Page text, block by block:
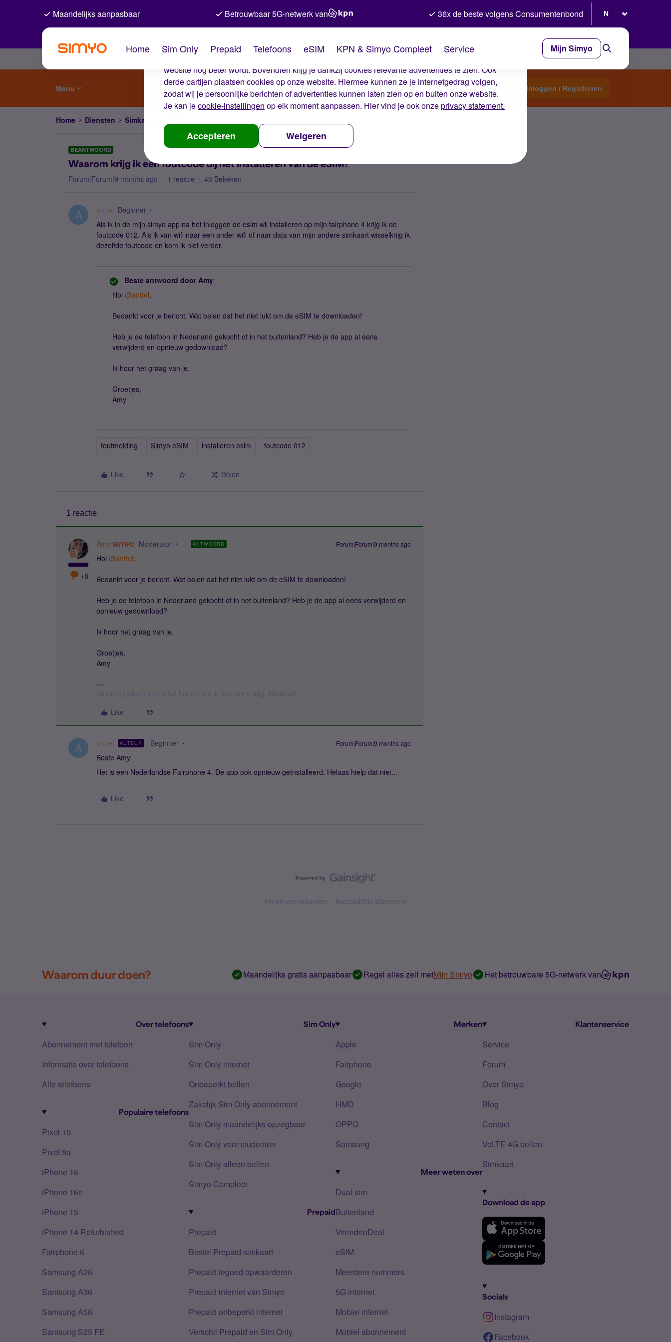
De cookies van Simyo
Wij gebruiken cookies op onze website. Met deze cookies zorgen wij ervoor dat je ervaring op de
website nog beter wordt. Bovendien krijg je dankzij cookies relevante advertenties te zien. Ook
derde partijen plaatsen cookies op onze website. Hiermee kunnen ze je internetgedrag volgen,
zodat wij je persoonlijke berichten of advertenties kunnen laten zien op en buiten onze website.
Je kan jecookie-instellingen op elk moment aanpassen. Hier vind je ook onzeprivacy statement.
Accepteren Weigeren
Maandelijks aanpasbaar Betrouwbaar 5G-netwerk van 36x de beste volgens Consumentenbond
Home Sim Only Prepaid Telefoons eSIM KPN & Simyo Compleet Service Mijn Simyo
Menu Start een topic Inloggen / Registreren
Home Diensten Simkaart en eSIM
BEANTWOORD
Waarom krijg ik een foutcode bij het installeren van de eSIM?
Forum|Forum|9 months ago 1 reactie 48 Bekeken
A anttel Beginner
Als ik in de mijn simyo app na het inloggen de esim wil installeren op mijn fairphone 4 krijg ik de
foutcode 012. Als ik van wifi naar een ander wifi of naar data van mijn andere simkaart wisselkrijg ik
dezelfde foutcode en kom ik niet verder.
Beste antwoord door Amy
Hoi ​ @anttel,
Bedankt voor je bericht. Wat balen dat het niet lukt om de eSIM te downloaden!
Heb je de telefoon in Nederland gekocht of in het buitenland? Heb je de app al eens
verwijderd en opnieuw gedownload?
Ik hoor het graag van je.
Groetjes,
Amy
foutmelding Simyo eSIM installeren esim foutcode 012
Like Delen
1 reactie
+8
Amy Moderator ANTWOORD Forum|Forum|9 months ago
Hoi ​ @anttel,
Bedankt voor je bericht. Wat balen dat het niet lukt om de eSIM te downloaden!
Heb je de telefoon in Nederland gekocht of in het buitenland? Heb je de app al eens verwijderd en
opnieuw gedownload?
Ik hoor het graag van je.
Groetjes,
Amy
Like
A anttel AUTEUR Beginner Forum|Forum|9 months ago
Beste Amy,
Het is een Nederlandse Fairphone 4. De app ook opnieuw geïnstalleerd. Helaas hielp dat niet...
Like
Forumvoorwaarden Accessibility statement
Waarom duur doen? Maandelijks gratis aanpasbaar Regel alles zelf metMijn Simyo Het betrouwbare 5G-netwerk van
Over telefoons
Abonnement met telefoon
Informatie over telefoons
Alle telefoons
Populaire telefoons
Pixel 10
Pixel 9a
iPhone 16
iPhone 16e
iPhone 15
iPhone 14 Refurbished
Fairphone 6
Samsung A26
Samsung A36
Samsung A56
Samsung S25 FE
Sim Only
Sim Only
Sim Only internet
Onbeperkt bellen
Zakelijk Sim Only abonnement
Sim Only maandelijks opzegbaar
Sim Only voor studenten
Sim Only alleen bellen
Simyo Compleet
Prepaid
Prepaid
Bestel Prepaid simkaart
Prepaid tegoed opwaarderen
Prepaid internet van Simyo
Prepaid onbeperkt internet
Verschil Prepaid en Sim Only
Merken
Apple
Fairphone
Google
HMD
OPPO
Samsung
Meer weten over
Dual sim
Buitenland
VriendenDeal
eSIM
Meerdere nummers
5G internet
Mobiel internet
Mobiel abonnement
Klantenservice
Service
Forum
Over Simyo
Blog
Contact
VoLTE 4G bellen
Simkaart
Download de app
Socials
Instagram
Facebook